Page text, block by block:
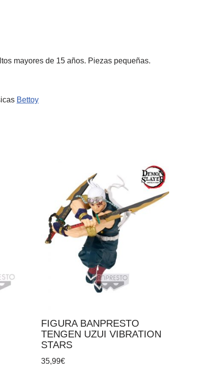
mayores de 15 años. Piezas pequeñas.
Bettoy
FIGURA BANPRESTO
TENGEN UZUI VIBRATION
STARS
35,99€